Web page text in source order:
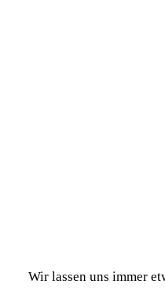
Wir lassen uns immer